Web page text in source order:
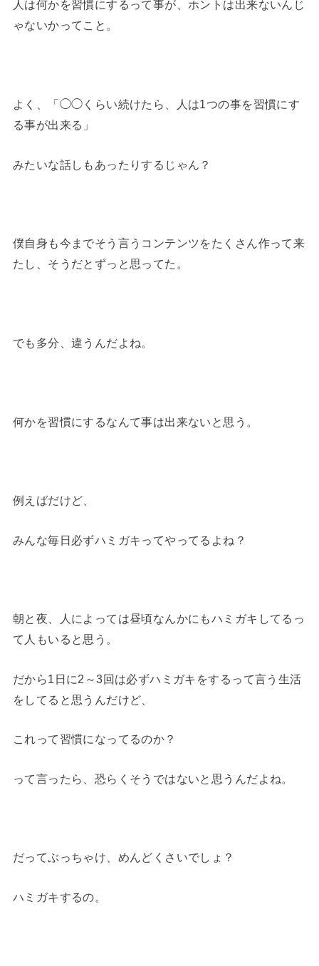
人は何かを習慣にするって事が、ホントは出来ないんじ
ゃないかってこと。
よく、「◯◯くらい続けたら、人は1つの事を習慣にす
る事が出来る」
みたいな話しもあったりするじゃん？
僕自身も今までそう言うコンテンツをたくさん作って来
たし、そうだとずっと思ってた。
でも多分、違うんだよね。
何かを習慣にするなんて事は出来ないと思う。
例えばだけど、
みんな毎日必ずハミガキってやってるよね？
朝と夜、人によっては昼頃なんかにもハミガキしてるっ
て人もいると思う。
だから1日に2～3回は必ずハミガキをするって言う生活
をしてると思うんだけど、
これって習慣になってるのか？
って言ったら、恐らくそうではないと思うんだよね。
だってぶっちゃけ、めんどくさいでしょ？
ハミガキするの。